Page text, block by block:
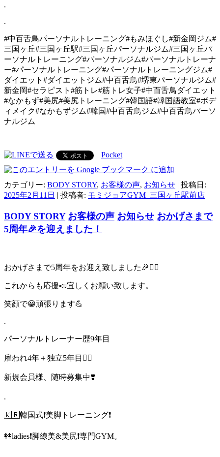
.
.
#中百舌鳥パーソナルトレーニング#もみほぐし#新金岡ジム#
三国ヶ丘#三国ヶ丘駅#三国ヶ丘パーソナルジム#三国ヶ丘パ
ーソナルトレーニング#パーソナルジム#パーソナルトレーナ
ー#パーソナルトレーニング#パーソナルトレーニングジム#
ダイエット#ダイエットジム#中百舌鳥#堺東パーソナルジム#
新金岡#セラピスト#筋トレ#筋トレ女子#中百舌鳥ダイエット
#なかもず#美尻#美尻トレーニング#韓国語#韓国語教室#ボデ
ィメイク#なかもずジム#韓国#中百舌鳥ジム#中百舌鳥パーソ
ナルジム
Pocket
カテゴリー: BODY STORY, お客様の声, お知らせ | 投稿日:
2025年2月11日 | 投稿者: モミジョアGYM_三国ヶ丘駅前店
BODY STORY お客様の声 お知らせ おかげさまで
5周年🎉を迎えました！
おかげさまで5周年をお迎え致しました🎉🙇‍♂️
これからも応援📣宜しくお願い致します。
笑顔で😀頑張ります💪
.
パーソナルトレーナー歴9年目
雇われ4年＋独立5年目🙇‍♂️
新規会員様、随時募集中❣️
.
🇰🇷韓国式❗️美脚トレーニング❗️
👭ladies❗️脚線美&美尻❗️専門GYM。